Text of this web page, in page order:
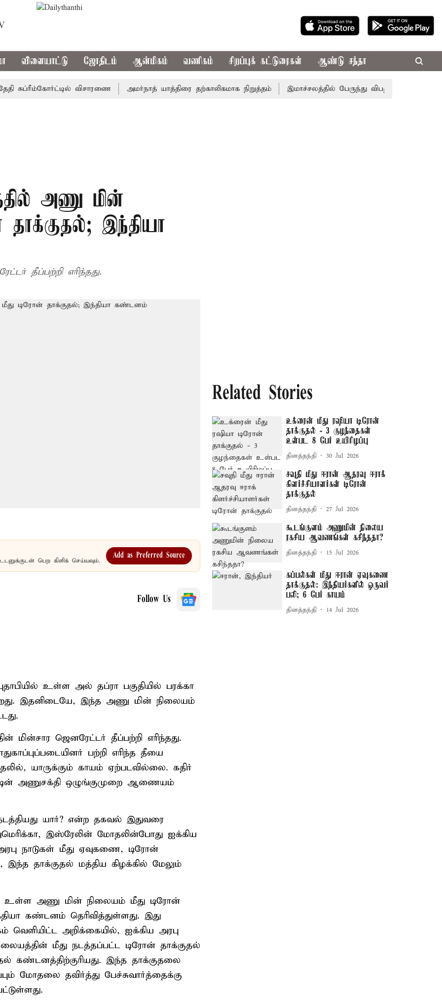
விளையாட்டு ஜோதிடம் ஆன்மிகம் வணிகம் சிறப்புக் கட்டுரைகள் ஆண்டு சந்தா
விசாரணை அமர்நாத் யாத்திரை தற்காலிகமாக நிறுத்தம் இமாச்சலத்தில் பேருந்து விபத்து; 7 பேர் பலி -
அணு மின்
இந்தியா
தீப்பற்றி எரிந்தது.
பெற கிளிக் செய்யவும்.
Add as Preferred Source
Follow Us
உள்ள அல் தப்ரா பகுதியில் பரக்கா
இதனிடையே, இந்த அணு மின் நிலையம்
மின்சார ஜெனரேட்டர் தீப்பற்றி எரிந்தது.
பற்றி எரிந்த தீயை
யாருக்கும் காயம் ஏற்படவில்லை. கதிர்
அணுசக்தி ஒழுங்குமுறை ஆணையம்
யார்? என்ற தகவல் இதுவரை
இஸ்ரேலின் மோதலின்போது ஐக்கிய
நாடுகள் மீது ஏவுகணை, டிரோன்
தாக்குதல் மத்திய கிழக்கில் மேலும்
உள்ள அணு மின் நிலையம் மீது டிரோன்
கண்டனம் தெரிவித்துள்ளது. இது
வெளியிட்ட அறிக்கையில், ஐக்கிய அரபு
மீது நடத்தப்பட்ட டிரோன் தாக்குதல்
கண்டனத்திற்குரியது. இந்த தாக்குதலை
மோதலை தவிர்த்து பேச்சுவார்த்தைக்கு
Related Stories
உக்ரைன் மீது ரஷியா டிரோன்
தாக்குதல் - 3 குழந்தைகள்
உள்பட 8 பேர் உயிரிழப்பு
தினத்தந்தி 30 Jul 2026
சவுதி மீது ஈரான் ஆதரவு ஈராக்
கிளர்ச்சியாளர்கள் டிரோன்
தாக்குதல்
தினத்தந்தி 27 Jul 2026
கூடங்குளம் அணுமின் நிலைய
ரகசிய ஆவணங்கள் கசிந்ததா?
தினத்தந்தி 15 Jul 2026
கப்பல்கள் மீது ஈரான் ஏவுகணை
தாக்குதல்: இந்தியர்களில் ஒருவர்
பலி; 6 பேர் காயம்
தினத்தந்தி 14 Jul 2026